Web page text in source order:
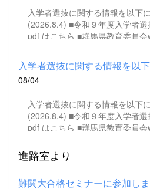
する方は、応募できませんので御了承
方公務員法第16条に該当する者
る人） ・禁錮以上の刑に処せられ、その執行を終わるまで
又は執行を受けることがなくなるまでの者
して懲戒免職の処分を受け、当
しない者 ・人事委員会又は公平委員会の委員の職にあっ
て、地方公務員法第60条から第
政府を暴力で破壊することを主
結成し、又はこれに加入した者 （2）平成11年改正前の民
法の規定による準禁治産の宣告
入学者選抜に関する情報を以下
(2026.8.4) ■令和９年度入学者選
pdf はこちら ■群馬県教育委員
するページはこちら
08/04
入学者選抜に関する情報を以下
(2026.8.4) ■令和９年度入学者選
pdf はこちら ■群馬県教育委員
進路室より
難関大合格セミナーに参加し